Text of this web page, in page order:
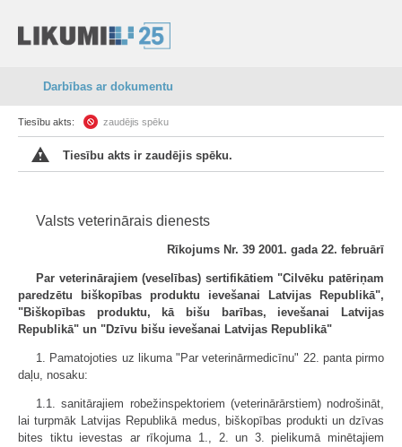
Darbības ar dokumentu
Tiesību akts: zaudējis spēku
Tiesību akts ir zaudējis spēku.
Valsts veterinārais dienests
Rīkojums Nr. 39 2001. gada 22. februārī
Par veterinārajiem (veselības) sertifikātiem "Cilvēku patēriņam
paredzētu biškopības produktu ievešanai Latvijas Republikā",
"Biškopības produktu, kā bišu barības, ievešanai Latvijas
Republikā" un "Dzīvu bišu ievešanai Latvijas Republikā"
1. Pamatojoties uz likuma "Par veterinārmedicīnu" 22. panta pirmo
daļu, nosaku:
1.1. sanitārajiem robežinspektoriem (veterinārārstiem) nodrošināt,
lai turpmāk Latvijas Republikā medus, biškopības produkti un dzīvas
bites tiktu ievestas ar rīkojuma 1., 2. un 3. pielikumā minētajiem